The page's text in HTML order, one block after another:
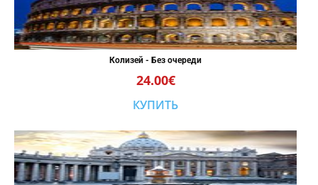
Колизей - Без очереди
24.00€
КУПИТЬ